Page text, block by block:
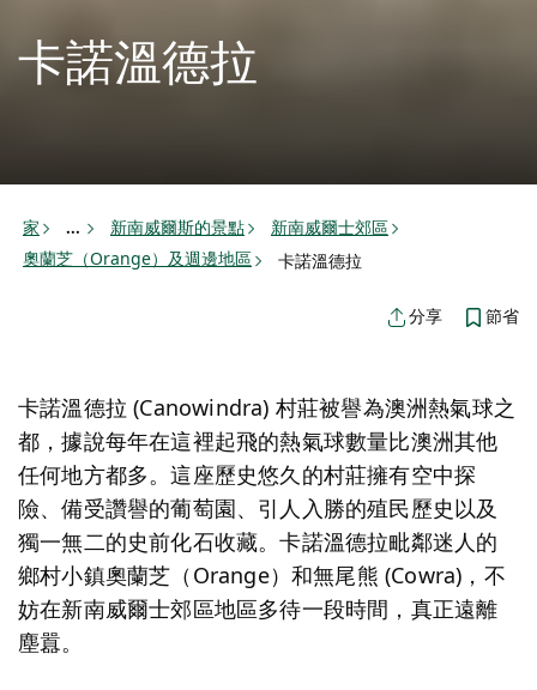
卡諾溫德拉
家 ... 新南威爾斯的景點
新南威爾士郊區
奧蘭芝（Orange）及週邊地區
卡諾溫德拉
分享 節省
卡諾溫德拉 (Canowindra) 村莊被譽為澳洲熱氣球之
都，據說每年在這裡起飛的熱氣球數量比澳洲其他
任何地方都多。這座歷史悠久的村莊擁有空中探
險、備受讚譽的葡萄園、引人入勝的殖民歷史以及
獨一無二的史前化石收藏。卡諾溫德拉毗鄰迷人的
鄉村小鎮奧蘭芝（Orange）和無尾熊 (Cowra)，不
妨在新南威爾士郊區地區多待一段時間，真正遠離
塵囂。